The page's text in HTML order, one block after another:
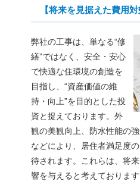
【将来を見据えた費用対
弊社の工事は、単なる“修
繕”ではなく、安全・安心
で快適な住環境の創造を
目指し、“資産価値の維
持・向上”を目的とした投
資と捉えております。外
観の美観向上、防水性能の
などにより、居住者満足度
待されます。これらは、将
響を与えると考えております